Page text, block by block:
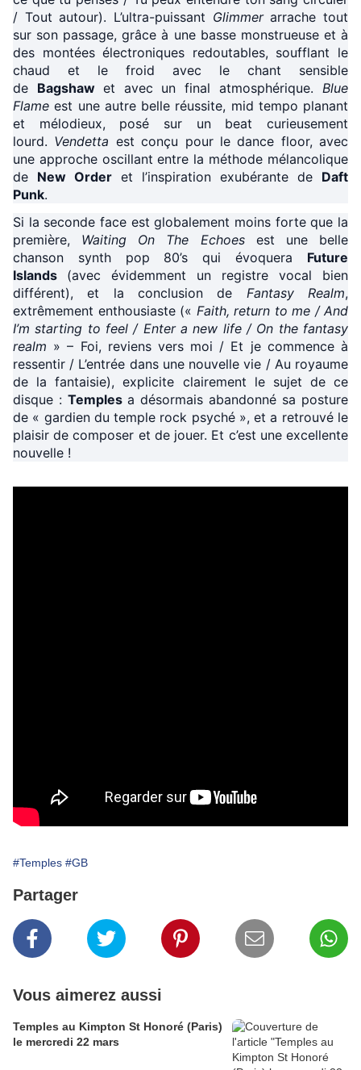
/ Tout autour). L’ultra-puissant Glimmer arrache tout
sur son passage, grâce à une basse monstrueuse et à
des montées électroniques redoutables, soufflant le
chaud et le froid avec le chant sensible
de Bagshaw et avec un final atmosphérique.
Blue
Flame est une autre belle réussite, mid tempo planant
et mélodieux, posé sur un beat curieusement
lourd. Vendetta est conçu pour le dance floor, avec
une approche oscillant entre la méthode mélancolique
de New Order et l’inspiration exubérante de Daft
Punk.
Si la seconde face est globalement moins forte que la
première,
Waiting On The Echoes
est une belle
chanson synth pop 80’s qui évoquera
Future
Islands
(avec évidemment un registre vocal bien
différent), et la conclusion de
Fantasy Realm,
extrêmement enthousiaste (« Faith, return to me / And
I’m starting to feel / Enter a new life / On the fantasy
realm » – Foi, reviens vers moi / Et je commence à
ressentir / L’entrée dans une nouvelle vie / Au royaume
de la fantaisie), explicite clairement le sujet de ce
disque : Temples a désormais abandonné sa posture
de « gardien du temple rock psyché », et a retrouvé le
plaisir de composer et de jouer. Et c’est une excellente
nouvelle !
#Temples #GB
Partager
Vous aimerez aussi
Temples au Kimpton St Honoré (Paris)
le mercredi 22 mars